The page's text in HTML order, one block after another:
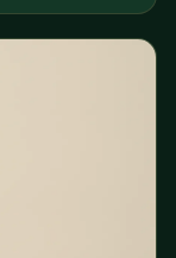
養級（10⁸...